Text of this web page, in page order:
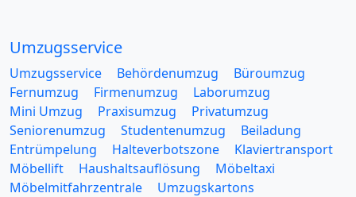
Umzugsservice
Umzugsservice Behördenumzug
Büroumzug
Fernumzug
Firmenumzug
Laborumzug
Mini Umzug
Praxisumzug
Privatumzug
Seniorenumzug
Studentenumzug
Beiladung
Entrümpelung
Halteverbotszone
Klaviertransport
Möbellift
Haushaltsauflösung
Möbeltaxi
Möbelmitfahrzentrale
Umzugskartons